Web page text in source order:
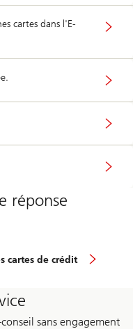
cartes dans l'E-
réponse
cartes de crédit
sans engagement